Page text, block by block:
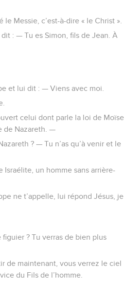
Messie, c’est-à-dire « le Christ ».
: — Tu es Simon, fils de Jean. À
et lui dit : — Viens avec moi.
celui dont parle la loi de Moïse
de Nazareth. —
? — Tu n’as qu’à venir et le
Israélite, un homme sans arrière-
ne t’appelle, lui répond Jésus, je
? Tu verras de bien plus
de maintenant, vous verrez le ciel
du Fils de l’homme.